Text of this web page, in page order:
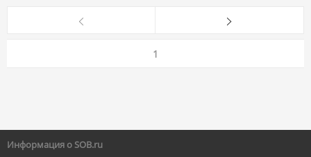
1
Информация о SOB.ru